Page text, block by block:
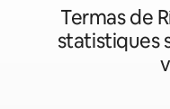
Termas de
statistiques